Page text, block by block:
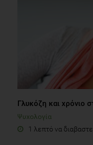
Γλυκόζη και χρόνιο
Ψυχολογία
1 λεπτό να